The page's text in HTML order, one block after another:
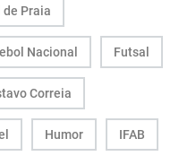
de Praia
Nacional Futsal
Correia
Humor IFAB